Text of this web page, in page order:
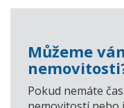
Můžeme
Pokud nemáte